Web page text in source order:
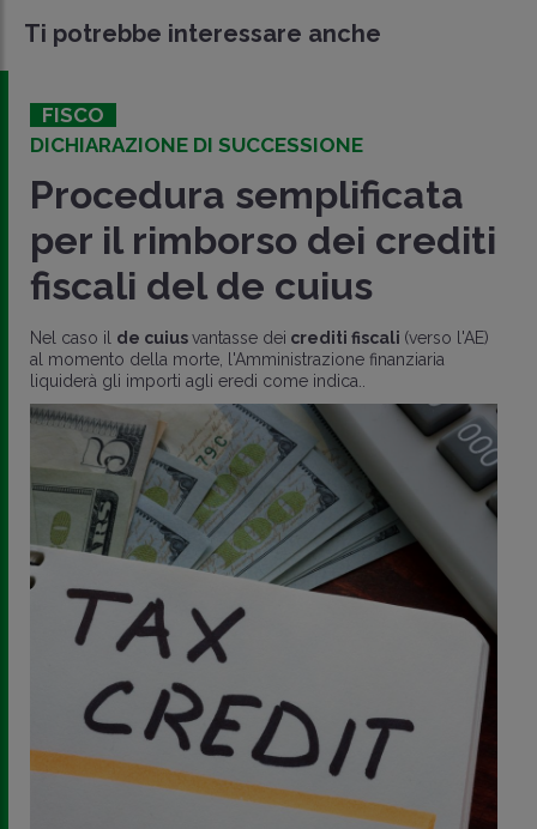
Ti potrebbe interessare anche
FISCO
DICHIARAZIONE DI SUCCESSIONE
Procedura semplificata
per il rimborso dei crediti
fiscali del de cuius
Nel caso il de cuiusvantasse dei crediti fiscali (verso l'AE)
al momento della morte, l'Amministrazione finanziaria
liquiderà gli importi agli eredi come indica..